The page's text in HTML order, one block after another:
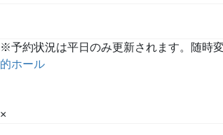
※予約状況は平日のみ更新されます。随時
的ホール
×